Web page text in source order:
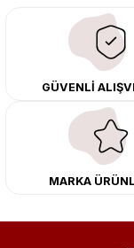
çıkma orijinal ürünler ile
tasarımını ve
Tüm ürünlerimiz orijinal,
merkezimizde
kargo ile teslimat
adres: Egzoz Sepeti.
GÜVENLİ
MARKA